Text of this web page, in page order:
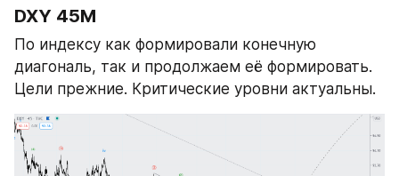
DXY 45М
По индексу как формировали конечную
диагональ, так и продолжаем её формировать.
Цели прежние. Критические уровни актуальны.